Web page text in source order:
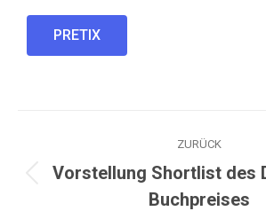
PRETIX
ZURÜCK
Vorstellung Shortlist des
Buchpreises